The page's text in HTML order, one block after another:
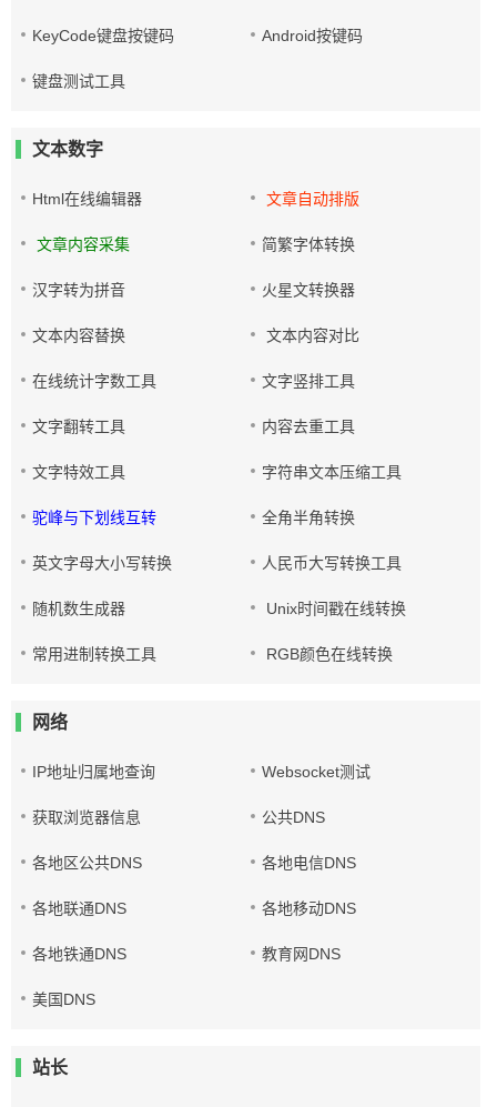
KeyCode键盘按键码 Android按键码
键盘测试工具
文本数字
Html在线编辑器 文章自动排版
文章内容采集 简繁字体转换
汉字转为拼音 火星文转换器
文本内容替换 文本内容对比
在线统计字数工具 文字竖排工具
文字翻转工具 内容去重工具
文字特效工具 字符串文本压缩工具
驼峰与下划线互转 全角半角转换
英文字母大小写转换 人民币大写转换工具
随机数生成器 Unix时间戳在线转换
常用进制转换工具 RGB颜色在线转换
网络
IP地址归属地查询 Websocket测试
获取浏览器信息 公共DNS
各地区公共DNS 各地电信DNS
各地联通DNS 各地移动DNS
各地铁通DNS 教育网DNS
美国DNS
站长